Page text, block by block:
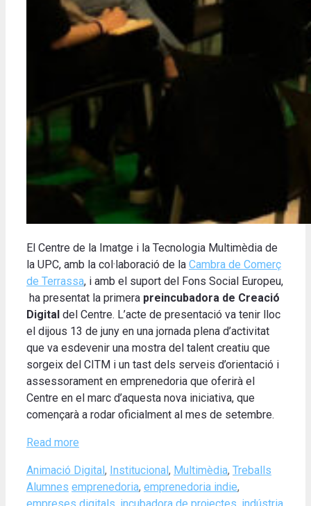
El Centre de la Imatge i la Tecnologia Multimèdia de
la UPC, amb la col·laboració de la Cambra de Comerç
de Terrassa, i amb el suport del Fons Social Europeu,
ha presentat la primera preincubadora de Creació
Digital del Centre. L’acte de presentació va tenir lloc
el dijous 13 de juny en una jornada plena d’activitat
que va esdevenir una mostra del talent creatiu que
sorgeix del CITM i un tast dels serveis d’orientació i
assessorament en emprenedoria que oferirà el
Centre en el marc d’aquesta nova iniciativa, que
començarà a rodar oficialment al mes de setembre.
Read more
Categories
Animació Digital, Institucional, Multimèdia, Treballs
Alumnes Tags
emprenedoria, emprenedoria indie,